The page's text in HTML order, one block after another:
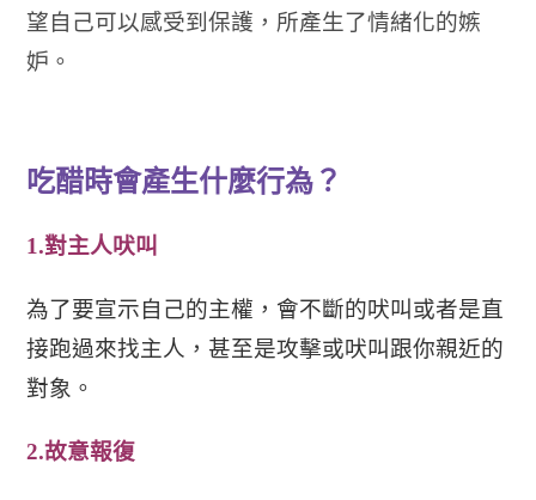
望自己可以感受到保護，所產生了情緒化的嫉
妒。
吃醋時會產生什麼行為？
1.對主人吠叫
為了要宣示自己的主權，會不斷的吠叫或者是直
接跑過來找主人，甚至是攻擊或吠叫跟你親近的
對象。
2.故意報復